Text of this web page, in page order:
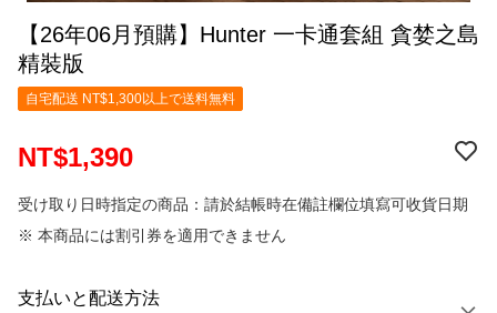
【26年06月預購】Hunter 一卡通套組 貪婪之島
精裝版
自宅配送 NT$1,300以上で送料無料
NT$1,390
受け取り日時指定の商品：請於結帳時在備註欄位填寫可收貨日期
※ 本商品には割引券を適用できません
支払いと配送方法